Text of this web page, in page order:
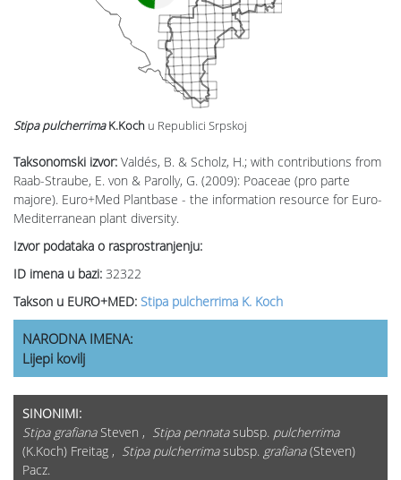
Taksonomski izvor: Valdés, B. & Scholz, H.; with contributions from
Raab-Straube, E. von & Parolly, G. (2009): Poaceae (pro parte
majore). Euro+Med Plantbase - the information resource for Euro-
Mediterranean plant diversity.
Izvor podataka o rasprostranjenju:
ID imena u bazi: 32322
Takson u EURO+MED: Stipa pulcherrima K. Koch
Stipa pulcherrimaK.Koch u Republici Srpskoj
NARODNA IMENA:
Lijepi kovilj
SINONIMI:
Stipa grafianaSteven , Stipa pennatasubsp. pulcherrima
(K.Koch) Freitag , Stipa pulcherrimasubsp. grafiana(Steven)
Pacz.